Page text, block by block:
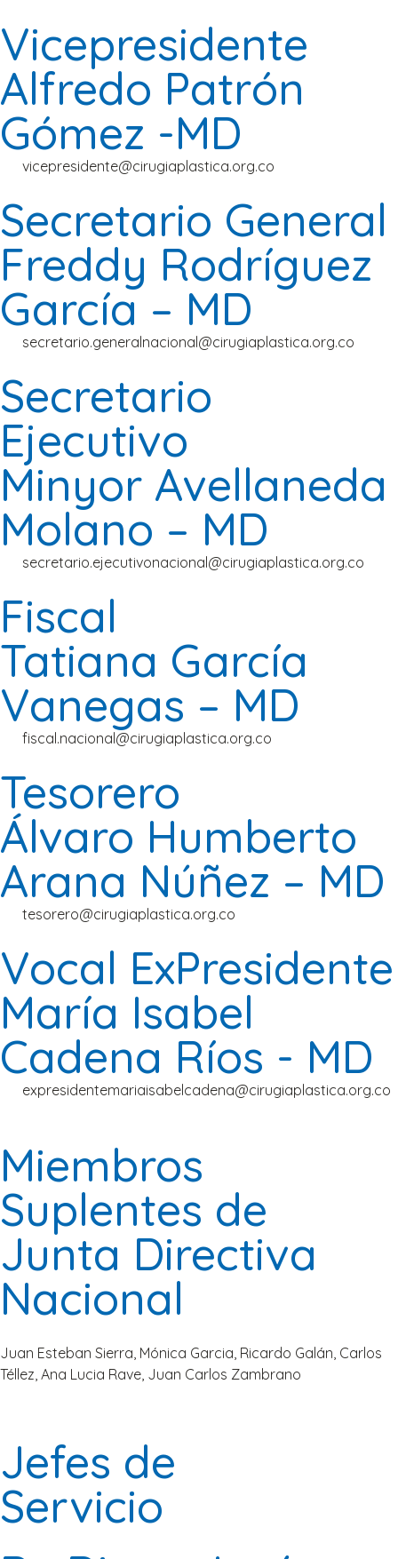
Vicepresidente
Alfredo Patrón
Gómez -MD
vicepresidente@cirugiaplastica.org.co
Secretario General
Freddy Rodríguez
García – MD
secretario.generalnacional@cirugiaplastica.org.co
Secretario
Ejecutivo
Minyor Avellaneda
Molano – MD
secretario.ejecutivonacional@cirugiaplastica.org.co
Fiscal
Tatiana García
Vanegas – MD
fiscal.nacional@cirugiaplastica.org.co
Tesorero
Álvaro Humberto
Arana Núñez – MD
tesorero@cirugiaplastica.org.co
Vocal ExPresidente
María Isabel
Cadena Ríos - MD
expresidentemariaisabelcadena@cirugiaplastica.org.co
Miembros
Suplentes de
Junta Directiva
Nacional
Juan Esteban Sierra, Mónica Garcia, Ricardo Galán, Carlos
Téllez, Ana Lucia Rave, Juan Carlos Zambrano
Jefes de
Servicio